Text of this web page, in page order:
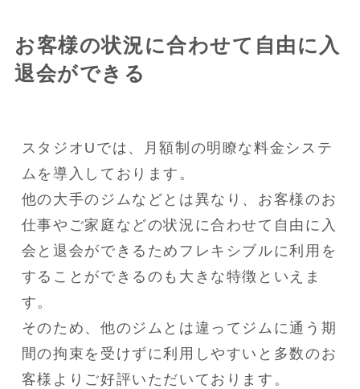
お客様の状況に合わせて自由に入
退会ができる
スタジオUでは、月額制の明瞭な料金システ
ムを導入しております。
他の大手のジムなどとは異なり、お客様のお
仕事やご家庭などの状況に合わせて自由に入
会と退会ができるためフレキシブルに利用を
することができるのも大きな特徴といえま
す。
そのため、他のジムとは違ってジムに通う期
間の拘束を受けずに利用しやすいと多数のお
客様よりご好評いただいております。